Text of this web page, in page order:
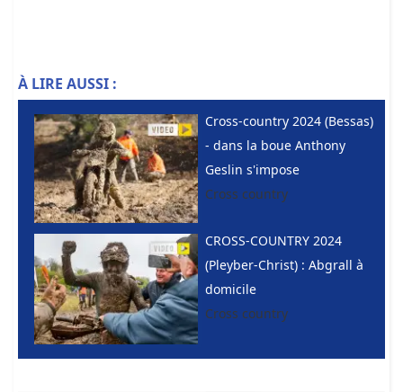
À LIRE AUSSI :
Cross-country 2024 (Bessas)
- dans la boue Anthony
Geslin s'impose
Cross country
CROSS-COUNTRY 2024
(Pleyber-Christ) : Abgrall à
domicile
Cross country